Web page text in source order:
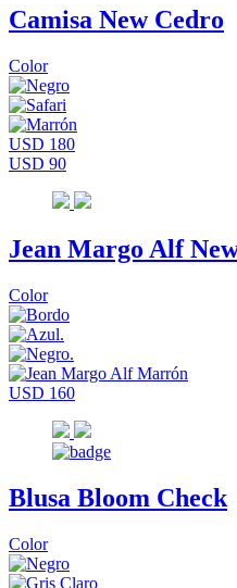
Camisa New Cedro
Color
USD 180
USD 90
Jean Margo Alf
Color
USD 160
Blusa Bloom Check
Color